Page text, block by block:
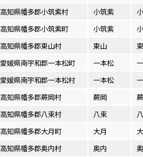
高知県幡多郡小筑紫村 小筑紫
高知県幡多郡小筑紫町 小筑紫
高知県幡多郡東山村 東山
愛媛県南宇和郡一本松町 一本松
愛媛県南宇和郡一本松村 一本松
高知県幡多郡蕨岡村 蕨岡
高知県幡多郡八束村 八束
高知県幡多郡大月町 大月
高知県幡多郡奥内村 奥内